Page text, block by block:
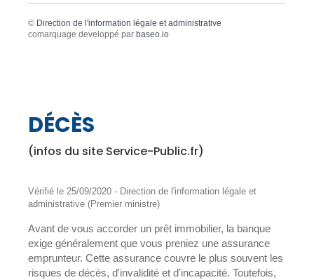
© Direction de l'information légale et administrative
comarquage developpé par baseo.io
DÉCÈS
(infos du site Service-Public.fr)
Vérifié le 25/09/2020 - Direction de l'information légale et
administrative (Premier ministre)
Avant de vous accorder un prêt immobilier, la banque
exige généralement que vous preniez une assurance
emprunteur. Cette assurance couvre le plus souvent les
risques de décès, d'invalidité et d'incapacité. Toutefois,